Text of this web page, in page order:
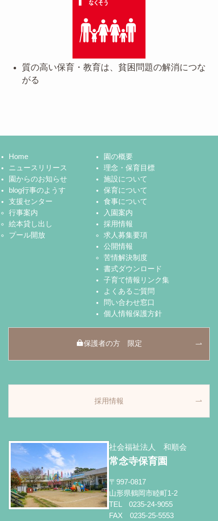
質の高い保育・教育は、貧困問題の解消につな
がる
Home
ニュースリリース
園からのお知らせ
blog行事のようす
支援センター
行事案内
絵本貸し出し
プール開放
園の概要
理念・保育目標
施設について
保育について
食事について
入園案内
採用情報
求人募集要項
公開情報
苦情解決制度
書式ダウンロード
子育て情報リンク集
よくあるご質問
問い合わせ窓口
個人情報保護方針
保護者の方 限定
採用情報
社会福祉法人 和順会
常念寺保育園
〒997-0817
山形県鶴岡市睦町1-2
TEL 0235-24-9055
FAX 0235-25-5553